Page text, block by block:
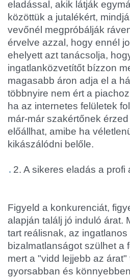
eladással, akik látják
közöttük a jutalékért,
vevőnél megpróbálják
érvelve azzal, hogy ennél
ehelyett azt tanácsolja,
ingatlanközvetítőt bízzon
magasabb áron adja el a
többnyire nem ért a
ha az internetes felületek
már-már szakértőnek
előállhat, amibe ha
kikászálódni belőle.
2. A sikeres eladás a
Figyeld a konkurenciát,
alapján találj jó induló árat.
tart reálisnak, az
bizalmatlanságot szülhet a
mert a "vidd lejjebb az
gyorsabban és